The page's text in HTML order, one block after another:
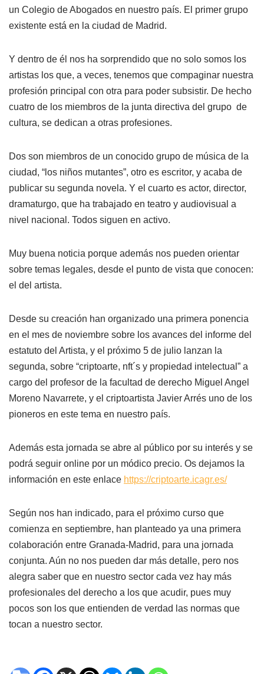
un Colegio de Abogados en nuestro país. El primer grupo
existente está en la ciudad de Madrid.
Y dentro de él nos ha sorprendido que no solo somos los
artistas los que, a veces, tenemos que compaginar nuestra
profesión principal con otra para poder subsistir. De hecho
cuatro de los miembros de la junta directiva del grupo de
cultura, se dedican a otras profesiones.
Dos son miembros de un conocido grupo de música de la
ciudad, “los niños mutantes”, otro es escritor, y acaba de
publicar su segunda novela. Y el cuarto es actor, director,
dramaturgo, que ha trabajado en teatro y audiovisual a
nivel nacional. Todos siguen en activo.
Muy buena noticia porque además nos pueden orientar
sobre temas legales, desde el punto de vista que conocen:
el del artista.
Desde su creación han organizado una primera ponencia
en el mes de noviembre sobre los avances del informe del
estatuto del Artista, y el próximo 5 de julio lanzan la
segunda, sobre “criptoarte, nft´s y propiedad intelectual” a
cargo del profesor de la facultad de derecho Miguel Angel
Moreno Navarrete, y el criptoartista Javier Arrés uno de los
pioneros en este tema en nuestro país.
Además esta jornada se abre al público por su interés y se
podrá seguir online por un módico precio. Os dejamos la
información en este enlace https://criptoarte.icagr.es/
Según nos han indicado, para el próximo curso que
comienza en septiembre, han planteado ya una primera
colaboración entre Granada-Madrid, para una jornada
conjunta. Aún no nos pueden dar más detalle, pero nos
alegra saber que en nuestro sector cada vez hay más
profesionales del derecho a los que acudir, pues muy
pocos son los que entienden de verdad las normas que
tocan a nuestro sector.